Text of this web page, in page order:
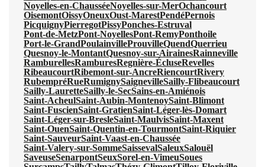
Noyelles-en-ChausséeNoyelles-sur-MerOchancourt
OisemontOissyOneuxOust-MarestPendéPernois
PicquignyPierregotPissyPonches-Estruval
Pont-de-MetzPont-NoyellesPont-RemyPonthoile
Port-le-GrandPoulainvilleProuvilleQuendQuerrieu
Quesnoy-le-MontantQuesnoy-sur-AirainesRainneville
RamburellesRamburesRegnière-ÉcluseRevelles
RibeaucourtRibemont-sur-AncreRiencourtRivery
RubempréRueRumignySaignevilleSailly-Flibeaucourt
Sailly-LauretteSailly-le-SecSains-en-Amiénois
Saint-AcheulSaint-Aubin-MontenoySaint-Blimont
Saint-FuscienSaint-GratienSaint-Léger-lès-Domart
Saint-Léger-sur-BresleSaint-MaulvisSaint-Maxent
Saint-OuenSaint-Quentin-en-TourmontSaint-Riquier
Saint-SauveurSaint-Vaast-en-Chaussée
Saint-Valery-sur-SommeSaissevalSaleuxSalouël
SaveuseSenarpontSeuxSorel-en-VimeuSoues